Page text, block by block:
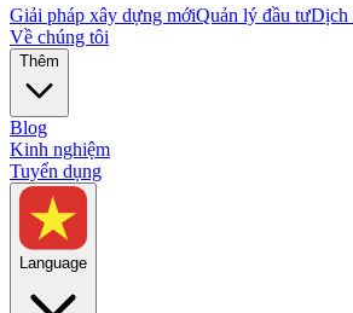
Giải pháp xây dựng mớiQuản lý đầu tưDịch
Về chúng tôi
Thêm
Blog
Kinh nghiệm
Tuyển dụng
Language